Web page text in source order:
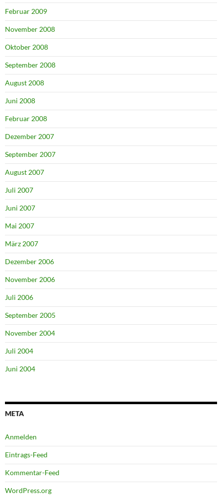
Februar 2009
November 2008
Oktober 2008
September 2008
August 2008
Juni 2008
Februar 2008
Dezember 2007
September 2007
August 2007
Juli 2007
Juni 2007
Mai 2007
März 2007
Dezember 2006
November 2006
Juli 2006
September 2005
November 2004
Juli 2004
Juni 2004
META
Anmelden
Eintrags-Feed
Kommentar-Feed
WordPress.org